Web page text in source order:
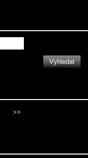
>>